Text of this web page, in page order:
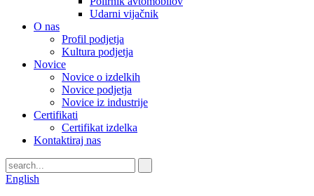
Udarni vijačnik
O nas
Profil podjetja
Kultura podjetja
Novice
Novice o izdelkih
Novice podjetja
Novice iz industrije
Certifikati
Certifikat izdelka
Kontaktiraj nas
English